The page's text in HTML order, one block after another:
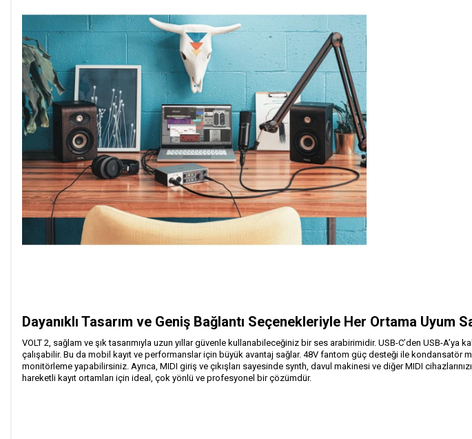
Dayanıklı Tasarım ve Geniş Bağlantı Seçenekleriyle Her Ortama Uyum
VOLT 2, sağlam ve şık tasarımıyla uzun yıllar güvenle kullanabileceğiniz bir ses arabirimidir. USB-C’den USB-
çalışabilir. Bu da mobil kayıt ve performanslar için büyük avantaj sağlar. 48V fantom güç desteği ile
monitörleme yapabilirsiniz. Ayrıca, MIDI giriş ve çıkışları sayesinde synth, davul makinesi ve diğer MIDI
hareketli kayıt ortamları için ideal, çok yönlü ve profesyonel bir çözümdür.